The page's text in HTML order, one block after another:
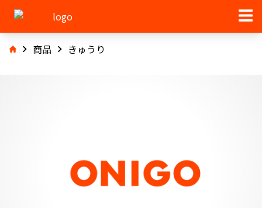
商品 きゅうり